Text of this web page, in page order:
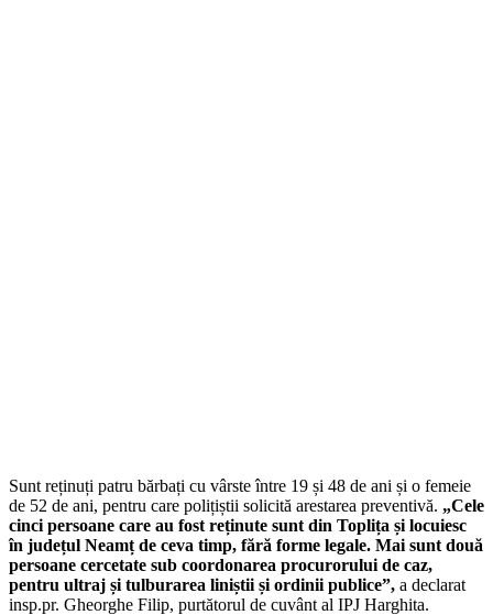
Sunt reținuți patru bărbați cu vârste între 19 și 48 de ani și o femeie
de 52 de ani, pentru care polițiștii solicită arestarea preventivă. „Cele
cinci persoane care au fost reținute sunt din Toplița și locuiesc
în județul Neamț de ceva timp, fără forme legale. Mai sunt două
persoane cercetate sub coordonarea procurorului de caz,
pentru ultraj și tulburarea liniștii și ordinii publice”, a declarat
insp.pr. Gheorghe Filip, purtătorul de cuvânt al IPJ Harghita.